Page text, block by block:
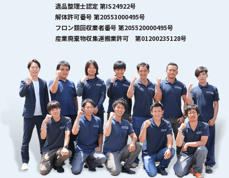
遺品整理士認定 第IS24922号
解体許可番号 第20553000495号
フロン類回収業者番号 第205520000495号
産業廃棄物収集運搬業許可 第01200235128号